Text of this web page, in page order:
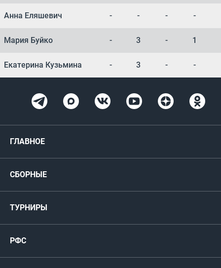
Анна Еляшевич - - - -
Мария Буйко - 3 - 1
Екатерина Кузьмина - 3 - -
ГЛАВНОЕ
Карта болельщика
СБОРНЫЕ
Футзал
ТУРНИРЫ
РФС